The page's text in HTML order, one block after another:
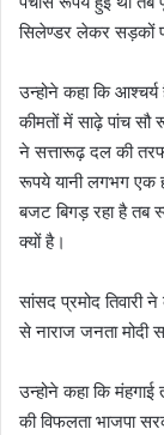
सिलेण्डर लेकर सड़कों
उन्होने कहा कि
कीमतों में साढ़े पांच सौ
ने सत्तारूढ़ दल की
रूपये यानी लगभग एक
बजट बिगड़ रहा है तब
क्यों है।
सांसद प्रमोद तिवारी ने
से नाराज जनता मोदी
उन्होने कहा कि मंहगाई
की विफलता भाजपा